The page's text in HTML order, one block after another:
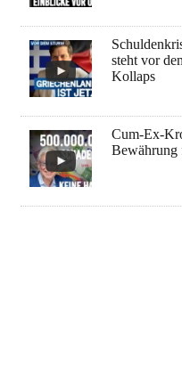
steht vor
Kollaps
Cum-Ex-
Bewährung